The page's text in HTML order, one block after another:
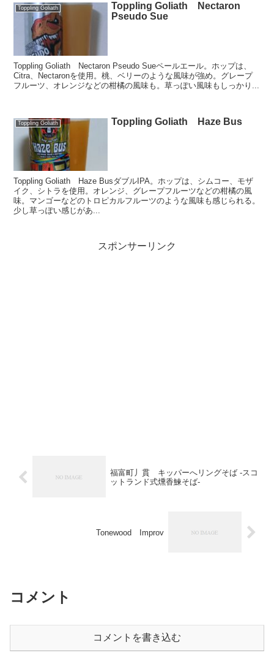
Toppling Goliath
Toppling Goliath Nectaron
Pseudo Sue
Toppling Goliath Nectaron Pseudo Sueペールエール。ホップは、
Citra、Nectaronを使用。桃、ベリーのような風味が強め。グレープ
フルーツ、オレンジなどの柑橘の風味も。草っぽい風味もしっかり...
Toppling Goliath Toppling Goliath Haze Bus
Toppling Goliath Haze BusダブルIPA。ホップは、シムコー、モザ
イク、シトラを使用。オレンジ、グレープフルーツなどの柑橘の風
味。マンゴーなどのトロピカルフルーツのような風味も感じられる。
少し草っぽい感じがあ...
スポンサーリンク
福富町丿貫 キッパーへリングそば -スコ
ットランド式燻香鰊そば-
Tonewood Improv
コメント
コメントを書き込む